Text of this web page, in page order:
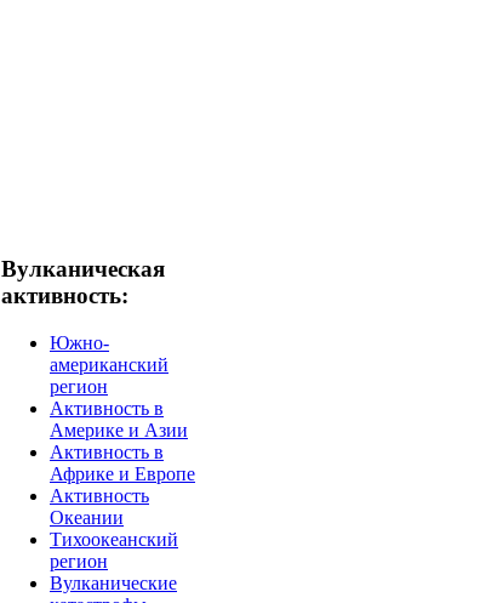
Вулканическая
активность:
Южно-
американский
регион
Активность в
Америке и Азии
Активность в
Африке и Европе
Активность
Океании
Тихоокеанский
регион
Вулканические